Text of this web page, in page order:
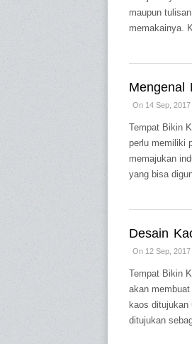
maupun
memakainya.
Mengenal
On 14 Sep, 2017
Tempat Bikin
perlu memiliki
memajukan
yang bisa
Desain
On 12 Sep, 2017
Tempat Bikin
akan
kaos ditujukan
ditujukan